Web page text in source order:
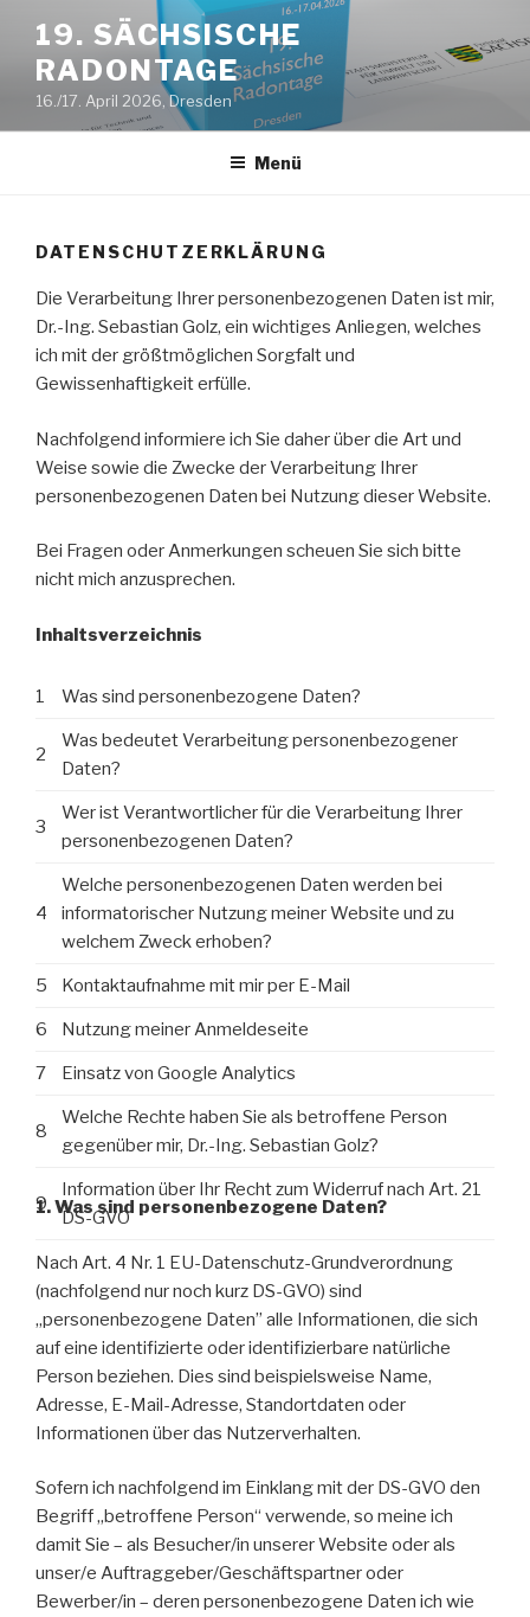
Inhalt
springen
19. SÄCHSISCHE
RADONTAGE
16./17. April 2026, Dresden
Menü
DATENSCHUTZERKLÄRUNG
Die Verarbeitung Ihrer personenbezogenen Daten ist mir,
Dr.-Ing. Sebastian Golz, ein wichtiges Anliegen, welches
ich mit der größtmöglichen Sorgfalt und
Gewissenhaftigkeit erfülle.
Nachfolgend informiere ich Sie daher über die Art und
Weise sowie die Zwecke der Verarbeitung Ihrer
personenbezogenen Daten bei Nutzung dieser Website.
Bei Fragen oder Anmerkungen scheuen Sie sich bitte
nicht mich anzusprechen.
Inhaltsverzeichnis
1 Was sind personenbezogene Daten?
2
Was bedeutet Verarbeitung personenbezogener
Daten?
3
Wer ist Verantwortlicher für die Verarbeitung Ihrer
personenbezogenen Daten?
4
Welche personenbezogenen Daten werden bei
informatorischer Nutzung meiner Website und zu
welchem Zweck erhoben?
5 Kontaktaufnahme mit mir per E-Mail
6 Nutzung meiner Anmeldeseite
7 Einsatz von Google Analytics
8
Welche Rechte haben Sie als betroffene Person
gegenüber mir, Dr.-Ing. Sebastian Golz?
9
Information über Ihr Recht zum Widerruf nach Art. 21
DS-GVO
1. Was sind personenbezogene Daten?
Nach Art. 4 Nr. 1 EU-Datenschutz-Grundverordnung
(nachfolgend nur noch kurz DS-GVO) sind
„personenbezogene Daten” alle Informationen, die sich
auf eine identifizierte oder identifizierbare natürliche
Person beziehen. Dies sind beispielsweise Name,
Adresse, E-Mail-Adresse, Standortdaten oder
Informationen über das Nutzerverhalten.
Sofern ich nachfolgend im Einklang mit der DS-GVO den
Begriff „betroffene Person“ verwende, so meine ich
damit Sie – als Besucher/in unserer Website oder als
unser/e Auftraggeber/Geschäftspartner oder
Bewerber/in – deren personenbezogene Daten ich wie